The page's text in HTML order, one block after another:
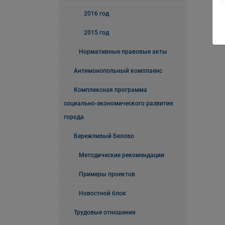
2016 год
2015 год
Нормативные правовые акты
Антимонопольный комплаенс
Комплексная программа
социально-экономического развития
города
Бережливый Белово
Методические рекомендации
Примеры проектов
Новостной блок
Трудовые отношения